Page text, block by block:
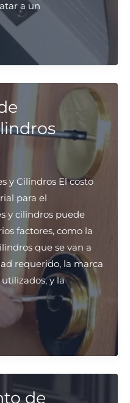
a un
y Cilindros El costo
para el
y cilindros puede
factores, como la
que se van a
requerido, la marca
y la
de